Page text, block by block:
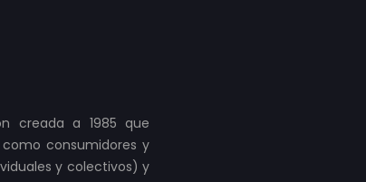
creada a 1985 que
consumidores y
y colectivos) y